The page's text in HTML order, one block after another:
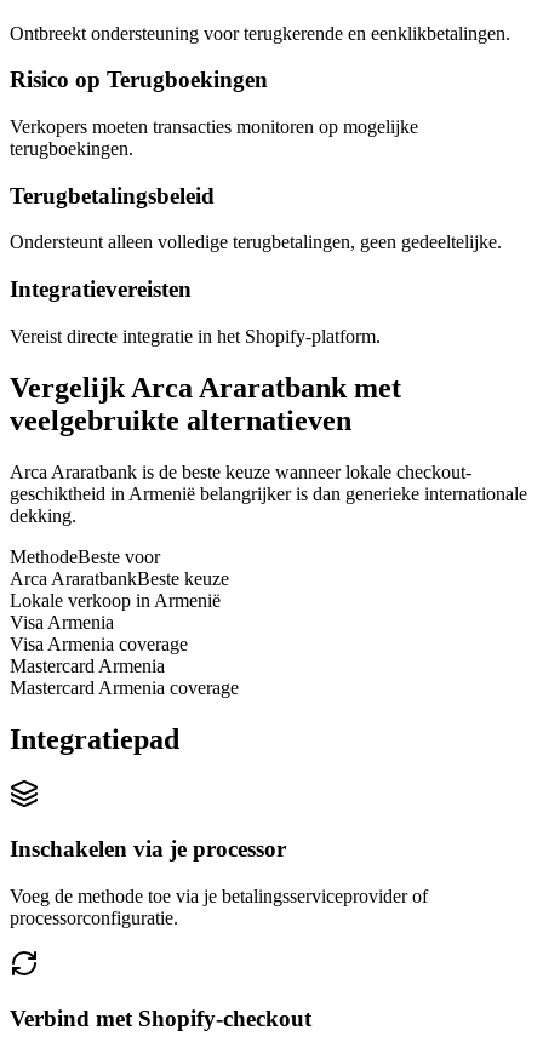
Ontbreekt ondersteuning voor terugkerende en eenklikbetalingen.
Risico op Terugboekingen
Verkopers moeten transacties monitoren op mogelijke
terugboekingen.
Terugbetalingsbeleid
Ondersteunt alleen volledige terugbetalingen, geen gedeeltelijke.
Integratievereisten
Vereist directe integratie in het Shopify-platform.
Vergelijk Arca Araratbank met
veelgebruikte alternatieven
Arca Araratbank is de beste keuze wanneer lokale checkout-
geschiktheid in Armenië belangrijker is dan generieke internationale
dekking.
MethodeBeste voor
Arca AraratbankBeste keuze
Lokale verkoop in Armenië
Visa Armenia
Visa Armenia coverage
Mastercard Armenia
Mastercard Armenia coverage
Integratiepad
Inschakelen via je processor
Voeg de methode toe via je betalingsserviceprovider of
processorconfiguratie.
Verbind met Shopify-checkout